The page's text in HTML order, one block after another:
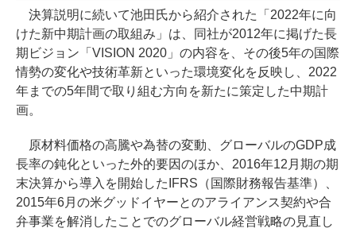
決算説明に続いて池田氏から紹介された「2022年に向
けた新中期計画の取組み」は、同社が2012年に掲げた長
期ビジョン「VISION 2020」の内容を、その後5年の国際
情勢の変化や技術革新といった環境変化を反映し、2022
年までの5年間で取り組む方向を新たに策定した中期計
画。
原材料価格の高騰や為替の変動、グローバルのGDP成
長率の鈍化といった外的要因のほか、2016年12月期の期
末決算から導入を開始したIFRS（国際財務報告基準）、
2015年6月の米グッドイヤーとのアライアンス契約や合
弁事業を解消したことでのグローバル経営戦略の見直し